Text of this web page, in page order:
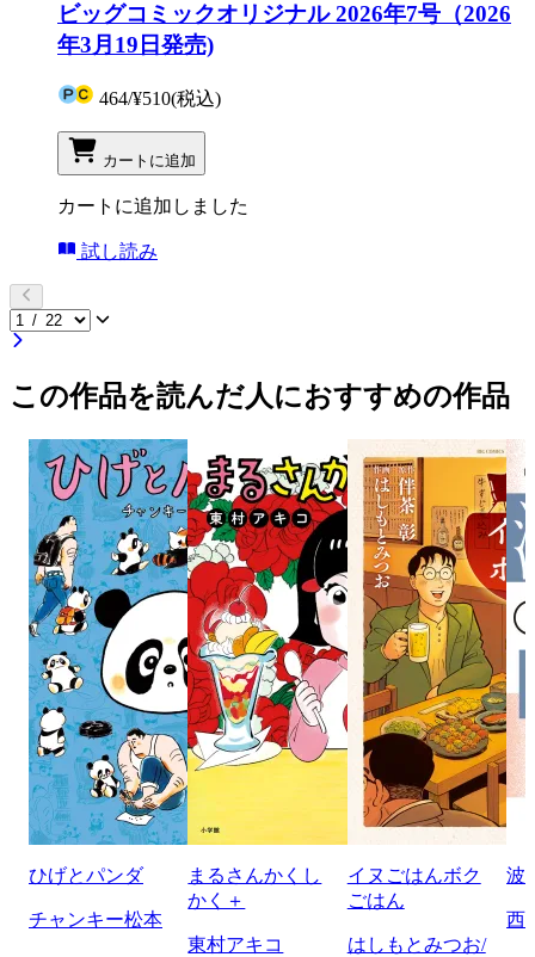
ビッグコミックオリジナル 2026年7号（2026
年3月19日発売)
464/¥510(税込)
カートに追加
カートに追加しました
試し読み
この作品を読んだ人におすすめの作品
ひげとパンダ
チャンキー松本
まるさんかくし
かく＋
東村アキコ
イヌごはんボク
ごはん
はしもとみつお/
波
西